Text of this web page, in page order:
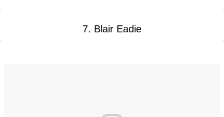
7. Blair Eadie